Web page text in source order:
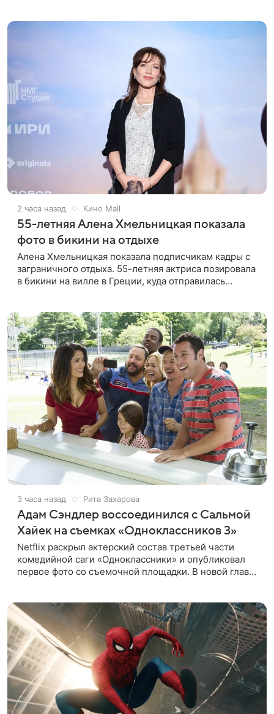
2 часа назад Кино Mail
55-летняя Алена Хмельницкая показала
фото в бикини на отдыхе
Алена Хмельницкая показала подписчикам кадры с
заграничного отдыха. 55-летняя актриса позировала
в бикини на вилле в Греции, куда отправилась
3 часа назад Рита Захарова
Адам Сэндлер воссоединился с Сальмой
Хайек на съемках «Одноклассников 3»
Netflix раскрыл актерский состав третьей части
комедийной саги «Одноклассники» и опубликовал
первое фото со съемочной площадки. В новой главе